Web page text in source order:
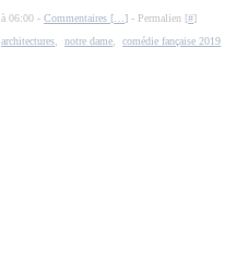
à 06:00 -Commentaires [ …] - Permalien [#]
architectures ,notre dame ,comédie fançaise 2019